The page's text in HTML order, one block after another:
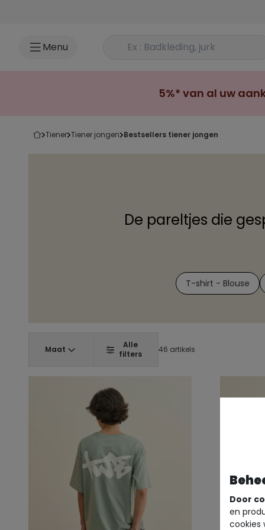
Menu Rechercher un produit
5%* van al uw
tiener tiener jongen bestsellers tiener jongen
De pareltjes die
T-shirt - Blouse
Maat
Alle
filters
46 artikels
Door
en
cookies